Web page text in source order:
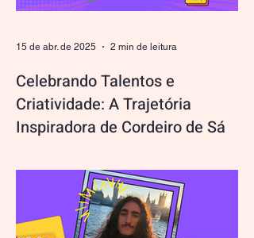
Celebrando Talentos e
Criatividade: A Trajetória
Inspiradora de Cordeiro de Sá
orgulho de contar com Cordeiro de Sá, um
verdadeiro embaixador da cultura e
inovação, entre os...
15 de abr. de 2025 2 min de leitura